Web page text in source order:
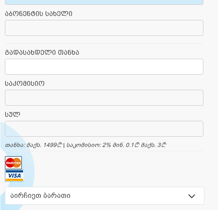
აბონენტის სახელი
გადასახდელი თანხა
საკომისიო
სულ
თანხა: მაქს. 1499a | საკომისიო: 2% მინ. 0.1aმაქს. 3a
აირჩიეთ ბარათი